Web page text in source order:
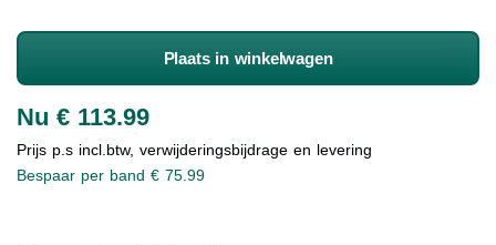
Plaats in winkelwagen
Nu € 113.99
Prijs p.s incl.btw, verwijderingsbijdrage en levering
Bespaar per band € 75.99